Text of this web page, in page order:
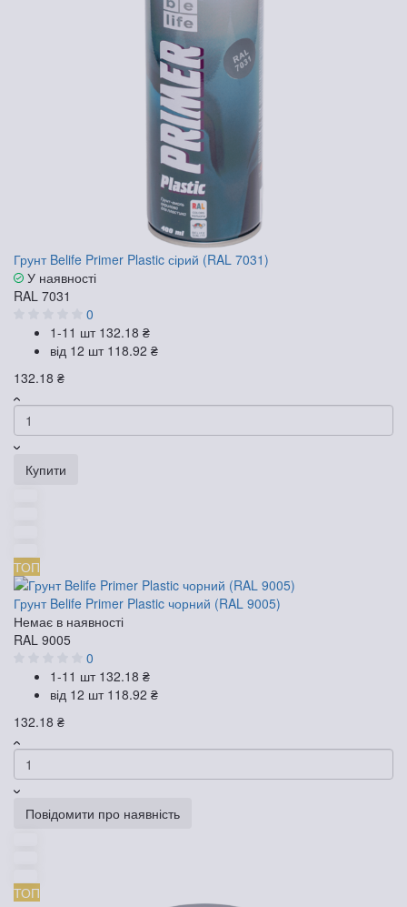
Грунт Belife Primer Plastic сірий (RAL 7031)
У наявності
RAL 7031
0
1-11 шт 132.18 ₴
від 12 шт 118.92 ₴
132.18 ₴
Купити
ТОП
Грунт Belife Primer Plastic чорний (RAL 9005)
Немає в наявності
RAL 9005
0
1-11 шт 132.18 ₴
від 12 шт 118.92 ₴
132.18 ₴
Повідомити про наявність
ТОП